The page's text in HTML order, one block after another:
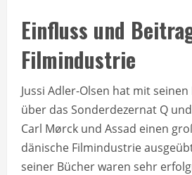
Einfluss und
Filmindustrie
Jussi Adler-Olsen hat mit
über das Sonderdezernat Q
Carl Mørck und Assad einen
dänische Filmindustrie
seiner Bücher waren sehr